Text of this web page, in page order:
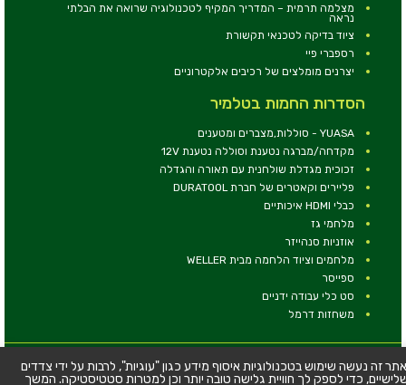
מצלמה תרמית – המדריך המקיף לטכנולוגיה שרואה את הבלתי
נראה
ציוד בדיקה לטכנאי תקשורת
רספברי פיי
יצרנים מומלצים של רכיבים אלקטרוניים
הסדרות החמות בטלמיר
YUASA - סוללות,מצברים ומטענים
מקדחה/מברגה נטענת וסוללה נטענת 12V
זכוכית מגדלת שולחנית עם תאורה והגדלה
פליירים וקאטרים של חברת DURATOOL
כבלי HDMI איכותיים
מלחמי גז
אוזניות סנהייזר
מלחמים וציוד הלחמה מבית WELLER
ספייסר
סט כלי עבודה ידניים
משחזות דרמל
© כל הזכויות שמורות - טלמיר אלקטרוניקה בע''מ
כתובת: דרך העצמאות 63, חיפה
זה נעשה שימוש בטכנולוגיות איסוף מידע כגון "עוגיות", לרבות על ידי צדדים
כדי לספק לך חוויית גלישה טובה יותר וכן למטרות סטטיסטיקה. המשך